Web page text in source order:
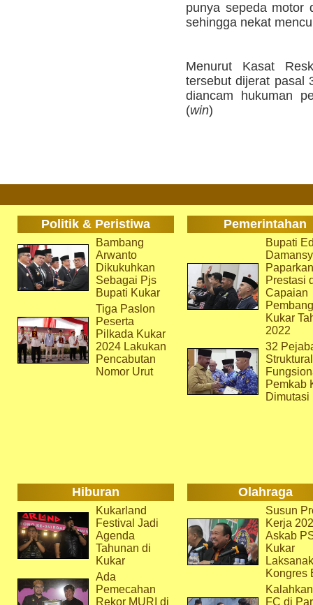
punya sepeda motor
sehingga nekat
Menurut Kasat
tersebut dijerat pasal
diancam hukuman
(win)
Politik & Peristiwa Pemerintahan
Bambang
Arwanto
Dikukuhkan
Sebagai Pjs
Bupati Kukar
Tiga Paslon
Peserta
Pilkada Kukar
2024 Lakukan
Pencabutan
Nomor Urut
Bupati
Paparkan
Prestasi
Capaian
Kukar
2022
32
Pemkab
Dimutasi
Hiburan Olahraga
Kukarland
Festival Jadi
Agenda
Tahunan di
Kukar
Ada
Pemecahan
Rekor MURI di
Susun
Kerja
Askab
Kukar
Kongres
FC di